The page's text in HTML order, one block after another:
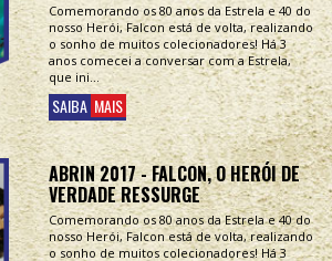
Comemorando os 80 anos da Estrela e 40 do
nosso Herói, Falcon está de volta, realizando
o sonho de muitos colecionadores! Há 3
anos comecei a conversar com a Estrela,
que ini...
SAIBA MAIS
ABRIN 2017 - FALCON, O HERÓI DE
VERDADE RESSURGE
Comemorando os 80 anos da Estrela e 40 do
nosso Herói, Falcon está de volta, realizando
o sonho de muitos colecionadores! Há 3